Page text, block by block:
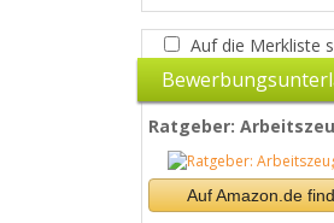
Auf die Merkliste
Ratgeber:
Auf Amazon.de